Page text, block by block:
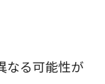
なる可能性が